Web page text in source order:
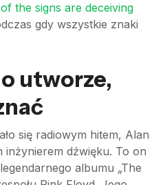
the signs are deceiving
gdy wszystkie znaki
utworze,
się radiowym hitem, Alan
inżynierem dźwięku. To on
albumu „The